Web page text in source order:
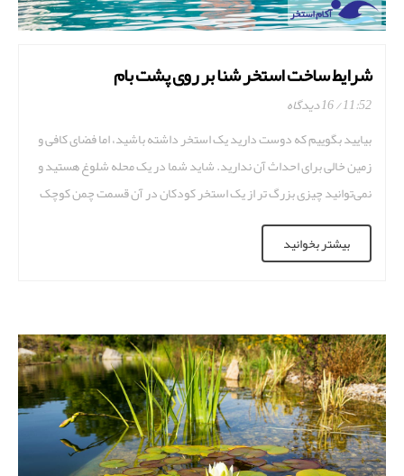
شرایط ساخت استخر شنا بر روی پشت بام
11:52 16 دیدگاه
بیایید بگوییم که دوست دارید یک استخر داشته باشید، اما فضای کافی و
زمین خالی برای احداث آن ندارید. شاید شما در یک محله شلوغ هستید و
نمی‌توانید چیزی بزرگ ‌تر از یک استخر کودکان در آن قسمت چمن کوچک
در بیرون و حیاط منزل خود جای دهید. شما می توانید از ایده های نو [...]
بیشتر بخوانید